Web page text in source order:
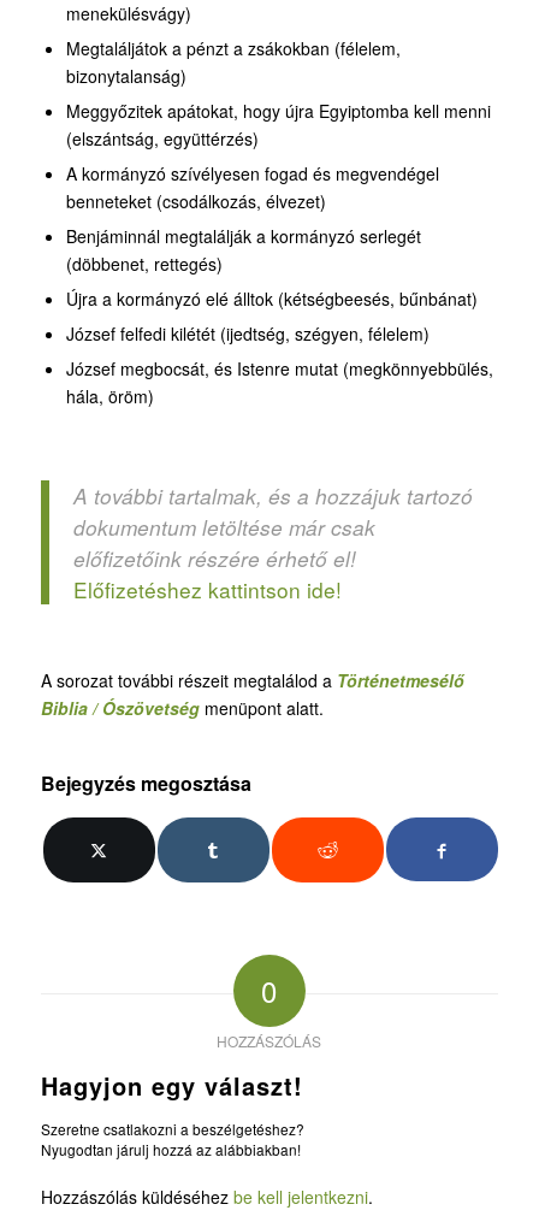
menekülésvágy)
Megtaláljátok a pénzt a zsákokban (félelem,
bizonytalanság)
Meggyőzitek apátokat, hogy újra Egyiptomba kell menni
(elszántság, együttérzés)
A kormányzó szívélyesen fogad és megvendégel
benneteket (csodálkozás, élvezet)
Benjáminnál megtalálják a kormányzó serlegét
(döbbenet, rettegés)
Újra a kormányzó elé álltok (kétségbeesés, bűnbánat)
József felfedi kilétét (ijedtség, szégyen, félelem)
József megbocsát, és Istenre mutat (megkönnyebbülés,
hála, öröm)
A további tartalmak, és a hozzájuk tartozó
dokumentum letöltése már csak
előfizetőink részére érhető el!
Előfizetéshez kattintson ide!
A sorozat további részeit megtalálod a Történetmesélő
Biblia / Ószövetségmenüpont alatt.
Bejegyzés megosztása
0
HOZZÁSZÓLÁS
Hagyjon egy választ!
Szeretne csatlakozni a beszélgetéshez?
Nyugodtan járulj hozzá az alábbiakban!
Hozzászólás küldéséhez be kell jelentkezni.